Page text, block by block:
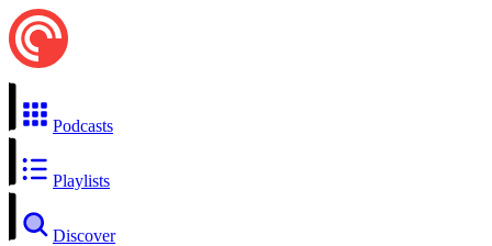
Podcasts
Playlists
Discover